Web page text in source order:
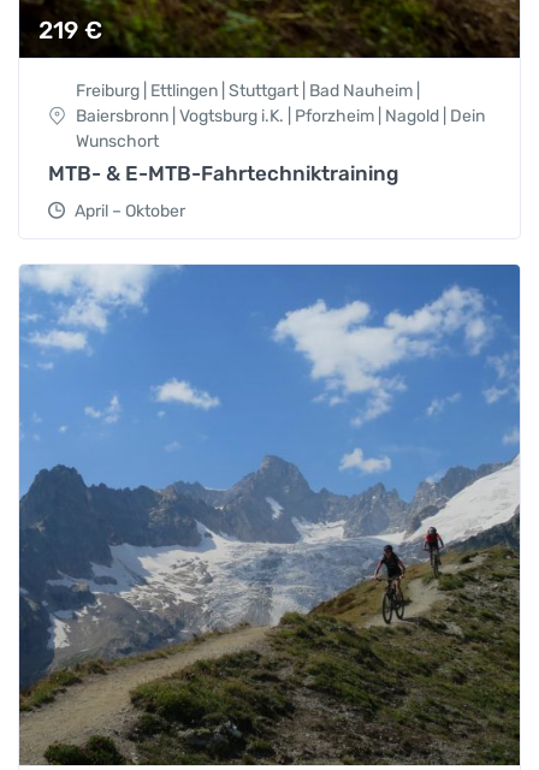
219 €
Freiburg | Ettlingen | Stuttgart | Bad Nauheim |
Baiersbronn | Vogtsburg i.K. | Pforzheim | Nagold | Dein
Wunschort
MTB- & E-MTB-Fahrtechniktraining
April – Oktober